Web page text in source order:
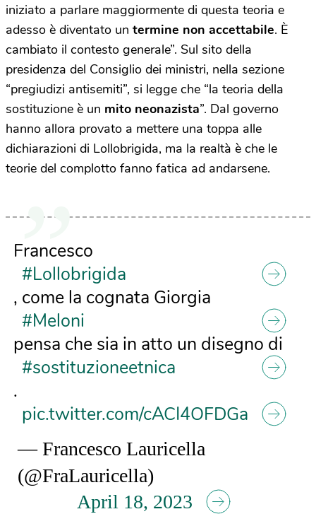
iniziato a parlare maggiormente di questa teoria e
adesso è diventato un termine non accettabile. È
cambiato il contesto generale”. Sul sito della
presidenza del Consiglio dei ministri, nella sezione
“pregiudizi antisemiti”, si legge che “la teoria della
sostituzione è un mito neonazista”. Dal governo
hanno allora provato a mettere una toppa alle
dichiarazioni di Lollobrigida, ma la realtà è che le
teorie del complotto fanno fatica ad andarsene.
Francesco
#Lollobrigida
, come la cognata Giorgia
#Meloni
pensa che sia in atto un disegno di
#sostituzioneetnica
.
pic.twitter.com/cACI4OFDGa
— Francesco Lauricella
(@FraLauricella)
April 18, 2023